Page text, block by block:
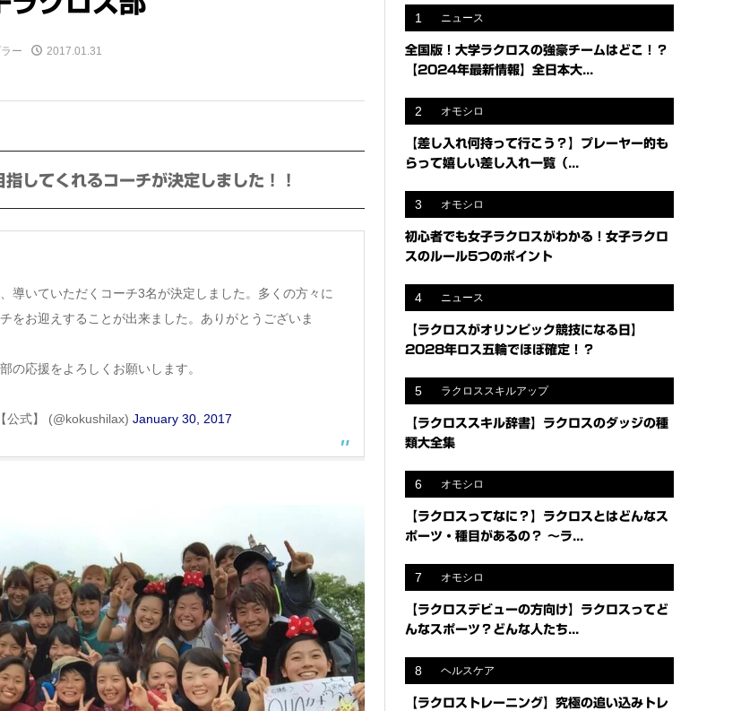
ー 2017.01.31
してくれるコーチが決定しました！！
導いていただくコーチ3名が決定しました。多くの方々に
をお迎えすることが出来ました。ありがとうございま
の応援をよろしくお願いします。
式】 (@kokushilax) January 30, 2017
1 ニュース
全国版！大学ラクロスの強豪チームはどこ！？
【2024年最新情報】全日本大...
2 オモシロ
【差し入れ何持って行こう？】プレーヤー的も
らって嬉しい差し入れ一覧（...
3 オモシロ
初心者でも女子ラクロスがわかる！女子ラクロ
スのルール5つのポイント
4 ニュース
【ラクロスがオリンピック競技になる日】
2028年ロス五輪でほぼ確定！？
5 ラクロススキルアップ
【ラクロススキル辞書】ラクロスのダッジの種
類大全集
6 オモシロ
【ラクロスってなに？】ラクロスとはどんなス
ポーツ・種目があるの？ 〜ラ...
7 オモシロ
【ラクロスデビューの方向け】ラクロスってど
んなスポーツ？どんな人たち...
8 ヘルスケア
【ラクロストレーニング】究極の追い込みトレ